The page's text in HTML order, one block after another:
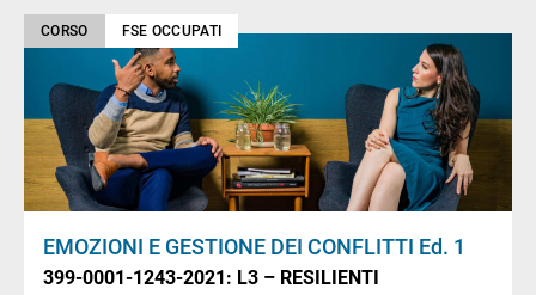
CORSO FSE OCCUPATI
EMOZIONI E GESTIONE DEI CONFLITTI Ed. 1
399-0001-1243-2021: L3 – RESILIENTI